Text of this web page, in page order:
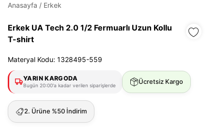
Anasayfa / Erkek
Erkek UA Tech 2.0 1/2 Fermuarlı Uzun Kollu
T-shirt
Materyal Kodu: 1328495-559
YARIN KARGODA
Bugün 20:00'a kadar verilen siparişlerde Ücretsiz Kargo
2. Ürüne %50 İndirim
Giriş Yap
göster
Beni Hatırla